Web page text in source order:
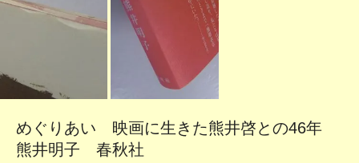
めぐりあい 映画に生きた熊井啓との46年
熊井明子 春秋社